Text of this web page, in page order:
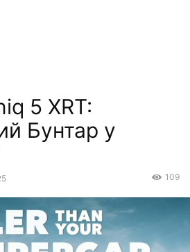
5 XRT:
Бунтар у
109